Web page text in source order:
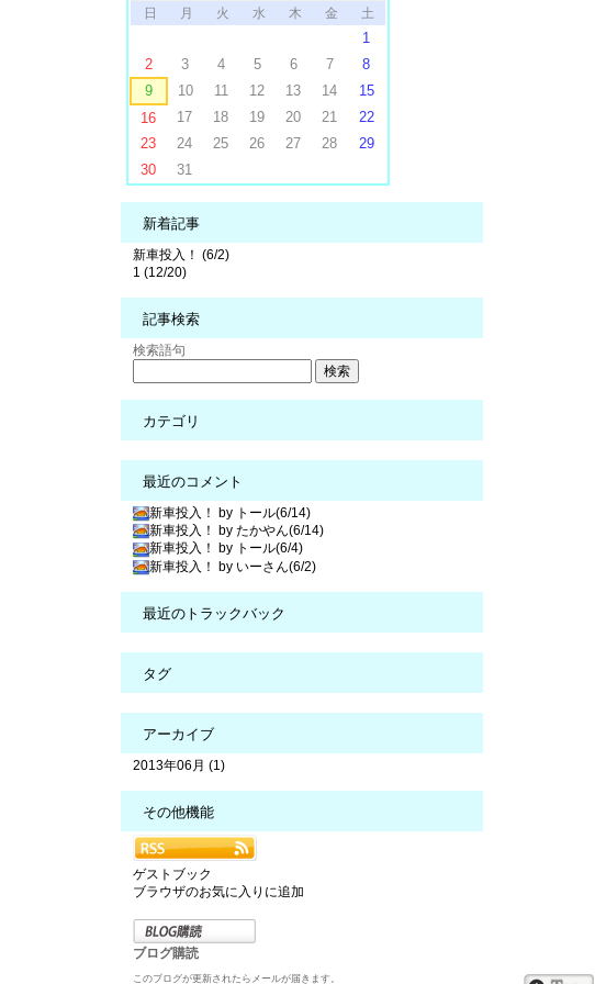
日 月 火 水 木 金 土
1
2
3 4 5 6 7
8
9
10 11 12 13 14
15
16
17 18 19 20 21
22
23
24 25 26 27 28
29
30
31
新着記事
新車投入！ (6/2)
1 (12/20)
記事検索
検索語句
カテゴリ
最近のコメント
新車投入！ by トール(6/14)
新車投入！ by たかやん(6/14)
新車投入！ by トール(6/4)
新車投入！ by いーさん(6/2)
最近のトラックバック
タグ
アーカイブ
2013年06月 (1)
その他機能
ゲストブック
ブラウザのお気に入りに追加
ブログ購読
このブログが更新されたらメールが届きます。